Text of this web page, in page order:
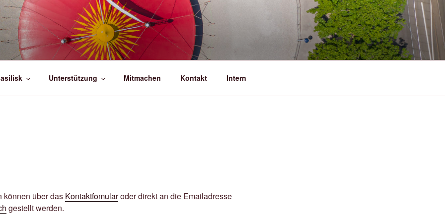
CIRCUS BASILISK
Basel
Unterstützung Mitmachen Kontakt Intern
können über das Kontaktfomularoder direkt an die Emailadresse
gestellt werden.